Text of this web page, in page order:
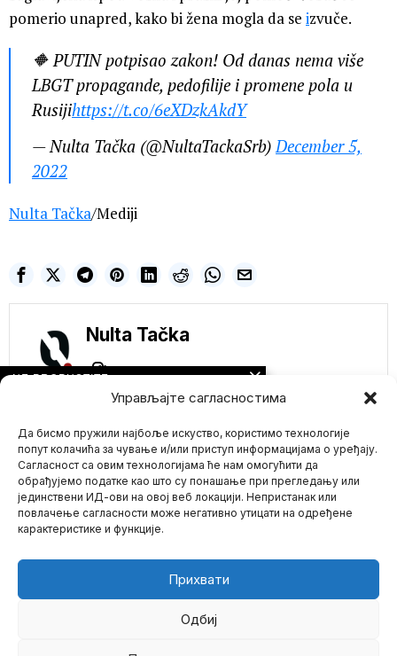
Управљајте сагласностима
Да бисмо пружили најбоље искуство, користимо технологије
попут колачића за чување и/или приступ информацијама о уређају.
Сагласност са овим технологијама ће нам омогућити да
обрађујемо податке као што су понашање при прегледању или
јединствени ИД-ови на овој веб локацији. Непристанак или
повлачење сагласности може негативно утицати на одређене
карактеристике и функције.
Прихвати
Одбиј
pomerio unapred, kako bi žena mogla da se izvuče.
🔶 PUTIN potpisao zakon! Od danas nema više
LBGT propagande, pedofilije i promene pola u
Rusijihttps://t.co/6eXDzkAkdY
— Nulta Tačka (@NultaTackaSrb) December 5,
2022
Nulta Tačka/Mediji
Nulta Tačka
Mario zna Youtube
NE PROPUSTITE
Roditelji preminulog
veštačkoj inteligenciji
dovode u pitanje
samoubistvo
Roditelji Sušira ​​Baladžija,
bivšeg istraživača
OpenAI koji je postao
zviždač
vlada razmatra
legalizaciju dečije
pornografije i
snižavanje starosne
granice za pedofile